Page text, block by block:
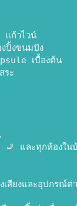
แก้วไวน์
งปิ้งขนมปัง
เบื้องต้น
ระ
🚬 และทุกห้องใน
เสียงและอุปกร